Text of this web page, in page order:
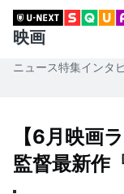
映画
ニュース特集インタ
【6月映画
監督最新作